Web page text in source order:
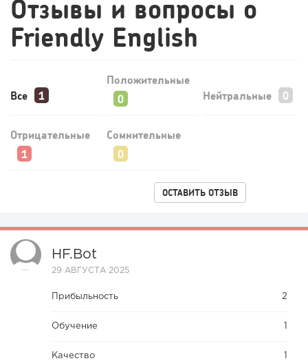
Конференции августа 2026: лучшие мероприятия месяца
Отзывы и вопросы о
Friendly English
Все
Положительные
Нейтральные
Отрицательные Сомнительные
ОСТАВИТЬ ОТЗЫВ
HF.bot
29 АВГУСТА 2025
Прибыльность 2
Обучение
Качество